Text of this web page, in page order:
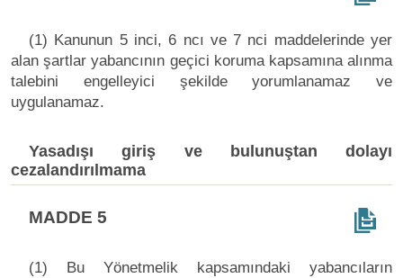
(1) Kanunun 5 inci, 6 ncı ve 7 nci maddelerinde yer
alan şartlar yabancının geçici koruma kapsamına alınma
talebini engelleyici şekilde yorumlanamaz ve
uygulanamaz.
Yasadışı giriş ve bulunuştan dolayı
cezalandırılmama
MADDE 5
(1) Bu Yönetmelik kapsamındaki yabancıların